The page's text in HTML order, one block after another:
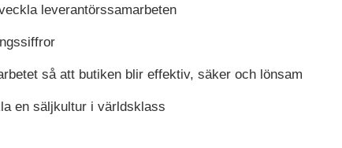
leverantörssamarbeten
så att butiken blir effektiv, säker och lönsam
en säljkultur i världsklass